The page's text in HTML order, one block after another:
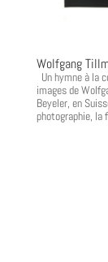
Wolfgang
Un hymne à la
images de
Beyeler, en
photographie, la